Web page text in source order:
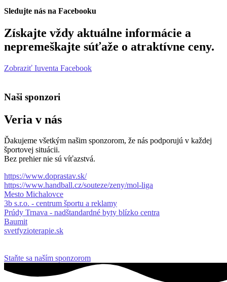
Sledujte nás na Facebooku
Získajte vždy aktuálne informácie a
nepremeškajte súťaže o atraktívne ceny.
Zobraziť Iuventa Facebook
Naši sponzori
Veria v nás
Ďakujeme všetkým našim sponzorom, že nás podporujú v každej
športovej situácii.
Bez prehier nie sú víťazstvá.
https://www.doprastav.sk/
https://www.handball.cz/souteze/zeny/mol-liga
Mesto Michalovce
3b s.r.o. - centrum športu a reklamy
Prúdy Trnava - nadštandardné byty blízko centra
Baumit
svetfyzioterapie.sk
Staňte sa naším sponzorom